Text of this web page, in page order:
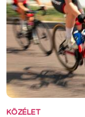
KÖZÉLET